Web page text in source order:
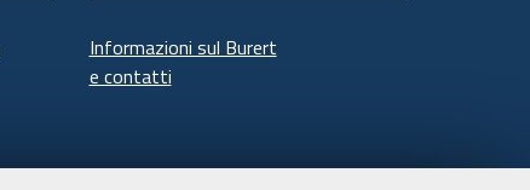
Informazioni sul Burert
e contatti